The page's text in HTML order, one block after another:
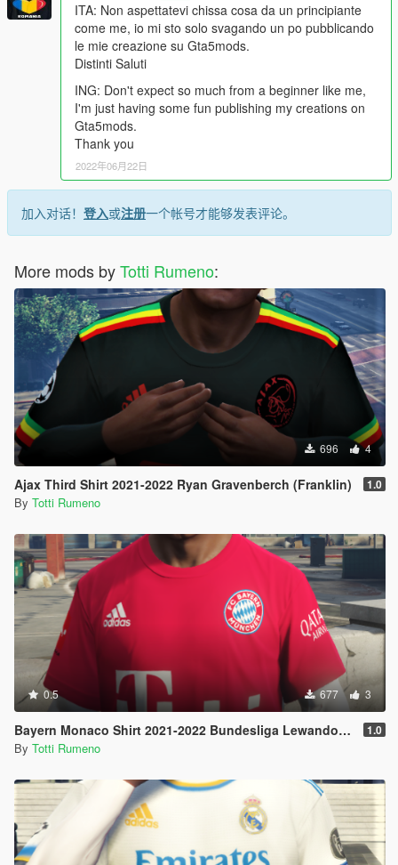
ITA: Non aspettatevi chissa cosa da un principiante
come me, io mi sto solo svagando un po pubblicando
le mie creazione su Gta5mods.
Distinti Saluti
ING: Don't expect so much from a beginner like me,
I'm just having some fun publishing my creations on
Gta5mods.
Thank you
2022年06月22日
加入对话！ 登入或注册一个帐号才能够发表评论。
More mods byTotti Rumeno:
696 4
Ajax Third Shirt 2021-2022 Ryan Gravenberch (Franklin) 1.0
By Totti Rumeno
0.5 677 3
Bayern Monaco Shirt 2021-2022 Bundesliga Lewandowski (Franklin) 1.0
By Totti Rumeno